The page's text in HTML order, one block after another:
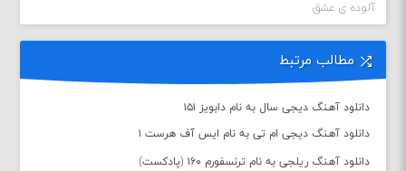
آلوده ی عشق
مطالب مرتبط
دانلود آهنگ دیجی سال به نام دابویز ۱۵۱
دانلود آهنگ دیجی ام تی به نام ایس آف هرست ۱
دانلود آهنگ ریلجی به نام ترنسفورم ۱۶۰ (پادکست)